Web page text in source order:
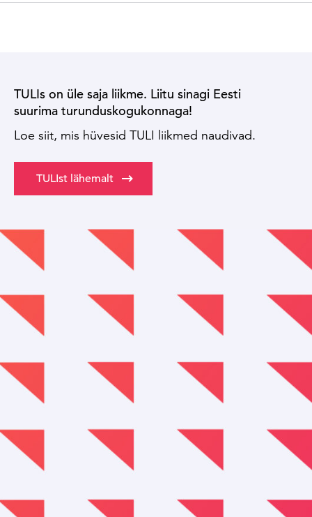
TULIs on üle saja liikme. Liitu sinagi Eesti
suurima turunduskogukonnaga!
Loe siit, mis hüvesid TULI liikmed naudivad.
TULIst lähemalt